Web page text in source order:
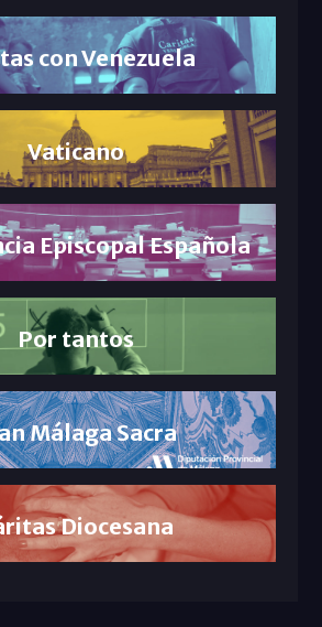
con Venezuela
Vaticano
Episcopal Española
Por tantos
Málaga Sacra
Diocesana